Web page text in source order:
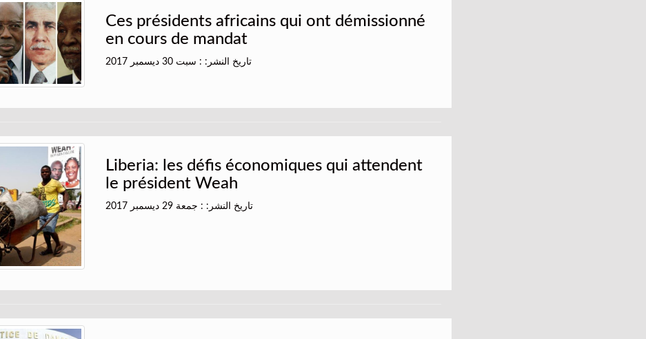
Ces présidents africains qui ont démissionné
en cours de mandat
تاريخ النشر: : سبت 30 ديسمبر 2017
Liberia: les défis économiques qui attendent
le président Weah
تاريخ النشر: : جمعة 29 ديسمبر 2017